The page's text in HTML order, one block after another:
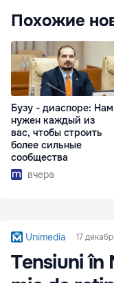
Похожие
Бузу - диаспоре: Нам
нужен каждый из
вас, чтобы строить
более сильные
сообщества
вчера
Unimedia 17
Tensiuni în